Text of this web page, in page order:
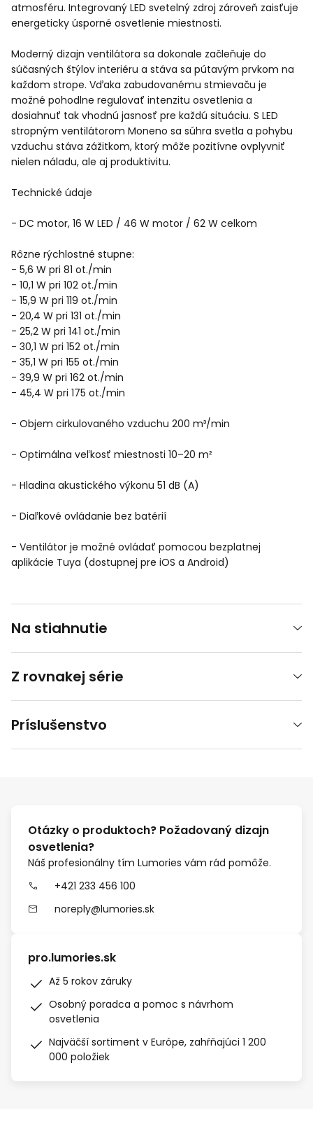
atmosféru. Integrovaný LED svetelný zdroj zároveň zaisťuje
energeticky úsporné osvetlenie miestnosti.
Moderný dizajn ventilátora sa dokonale začleňuje do
súčasných štýlov interiéru a stáva sa pútavým prvkom na
každom strope. Vďaka zabudovanému stmievaču je
možné pohodlne regulovať intenzitu osvetlenia a
dosiahnuť tak vhodnú jasnosť pre každú situáciu. S LED
stropným ventilátorom Moneno sa súhra svetla a pohybu
vzduchu stáva zážitkom, ktorý môže pozitívne ovplyvniť
nielen náladu, ale aj produktivitu.
Technické údaje
- DC motor, 16 W LED / 46 W motor / 62 W celkom
Rôzne rýchlostné stupne:
- 5,6 W pri 81 ot./min
- 10,1 W pri 102 ot./min
- 15,9 W pri 119 ot./min
- 20,4 W pri 131 ot./min
- 25,2 W pri 141 ot./min
- 30,1 W pri 152 ot./min
- 35,1 W pri 155 ot./min
- 39,9 W pri 162 ot./min
- 45,4 W pri 175 ot./min
- Objem cirkulovaného vzduchu 200 m³/min
- Optimálna veľkosť miestnosti 10–20 m²
- Hladina akustického výkonu 51 dB (A)
- Diaľkové ovládanie bez batérií
- Ventilátor je možné ovládať pomocou bezplatnej
aplikácie Tuya (dostupnej pre iOS a Android)
Na stiahnutie
Z rovnakej série
Príslušenstvo
Otázky o produktoch? Požadovaný dizajn
osvetlenia?
Náš profesionálny tím Lumories vám rád pomôže.
+421 233 456 100
noreply@lumories.sk
pro.lumories.sk
Až 5 rokov záruky
Osobný poradca a pomoc s návrhom
osvetlenia
Najväčší sortiment v Európe, zahŕňajúci 1 200
000 položiek